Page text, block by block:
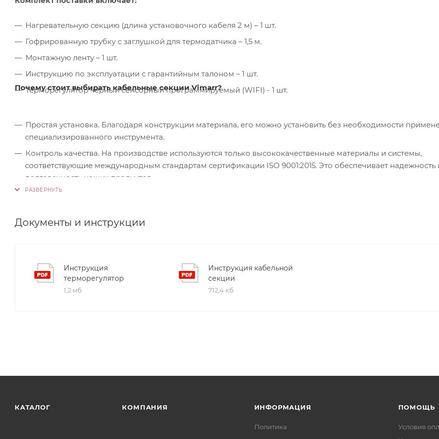
Нагревательную секцию (длина установочного кабеля 2 м) – 1 шт.
Гофрированную трубку с заглушкой для термодатчика – 1,5 м.
Монтажную ленту – 1 шт.
Инструкцию по эксплуатации с гарантийным талоном – 1 шт.
Терморегулятор черный сенсорный программируемый (WIFI) - 1 шт.
Почему стоит выбирать кабельные секции Vimarr?
Простая установка. Благодаря конструкции материала, его можно установить без необходимости
специализированного инструмента.
Контроль качества. На производстве используются только высококачественные материалы и системы,
соответствующие международным стандартам сертификации ISO 9001:2015. Это обеспечивает надежность
долговечность наших продуктов.
Документы и инструкции
Инструкция
терморегулятор
1,2 мб
Инструкция кабельной
секции
712,4 кб
КАТАЛОГ КОМПАНИЯ ИНФОРМАЦИЯ
Политика
ПОМОЩЬ
Условия